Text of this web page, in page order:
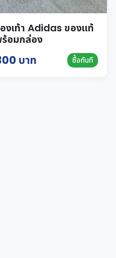
งเท้า Adidas ของแท้
อมกล่อง
บาท ซื้อทันที